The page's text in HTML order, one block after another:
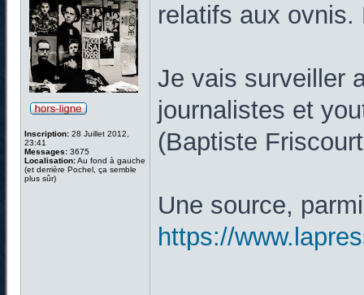
Inscription: 28 Juillet 2012,
23:41
Messages: 3675
Localisation:Au fond à gauche
(et derrière Pochel, ça semble
plus sûr)
relatifs aux
Je vais surveiller
journalistes et
(Baptiste
Une source,
https://